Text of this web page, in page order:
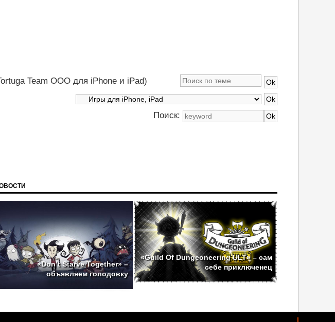
Team OOO для iPhone и iPad)
Поиск:
«Don’t Starve Together» –
объявляем голодовку
«Guild Of Dungeoneering ULT» – сам
себе приключенец